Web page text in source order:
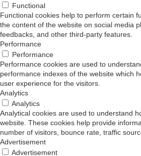
Functional
Functional cookies help to perform certain
the content of the website on social media
feedbacks, and other third-party features.
Performance
Performance
Performance cookies are used to
performance indexes of the website which
user experience for the visitors.
Analytics
Analytics
Analytical cookies are used to understand
website. These cookies help provide
number of visitors, bounce rate, traffic
Advertisement
Advertisement